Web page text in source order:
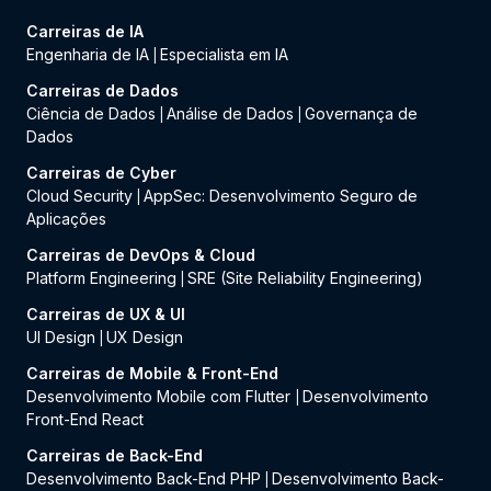
Carreiras de IA
Engenharia de IA Especialista em IA
Carreiras de Dados
Ciência de Dados
Análise de Dados
Governança de
Dados
Carreiras de Cyber
Cloud Security AppSec: Desenvolvimento Seguro de
Aplicações
Carreiras de DevOps & Cloud
Platform Engineering
SRE (Site Reliability Engineering)
Carreiras de UX & UI
UI Design
UX Design
Carreiras de Mobile & Front-End
Desenvolvimento Mobile com Flutter
Desenvolvimento
Front-End React
Carreiras de Back-End
Desenvolvimento Back-End PHP
Desenvolvimento Back-